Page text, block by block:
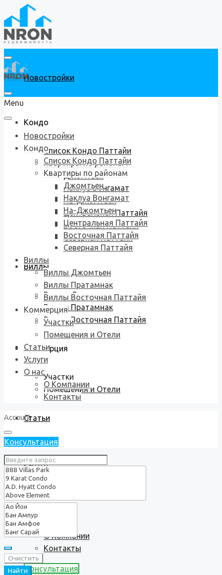
Новостройки
Кондо
Список Кондо Паттайи
Квартиры по районам
Джомтьен
Наклуа Вонгамат
На-Джомтьен
Центральная Паттайя
Восточная Паттайя
Северная Паттайя
Виллы
Виллы Джомтьен
Виллы Пратамнак
Виллы Восточная Паттайя
Коммерция
Участки
Помещения и Отели
Статьи
Услуги
О нас
О Компании
Контакты
Консультация
Menu
Новостройки
Кондо
Список Кондо Паттайи
Квартиры по районам
Джомтьен
Наклуа Вонгамат
На-Джомтьен
Центральная Паттайя
Восточная Паттайя
Северная Паттайя
Виллы
Виллы Джомтьен
Виллы Пратамнак
Виллы Восточная Паттайя
Коммерция
Участки
Помещения и Отели
Статьи
Услуги
О нас
О Компании
Контакты
Account
Консультация
Очистить
Найти